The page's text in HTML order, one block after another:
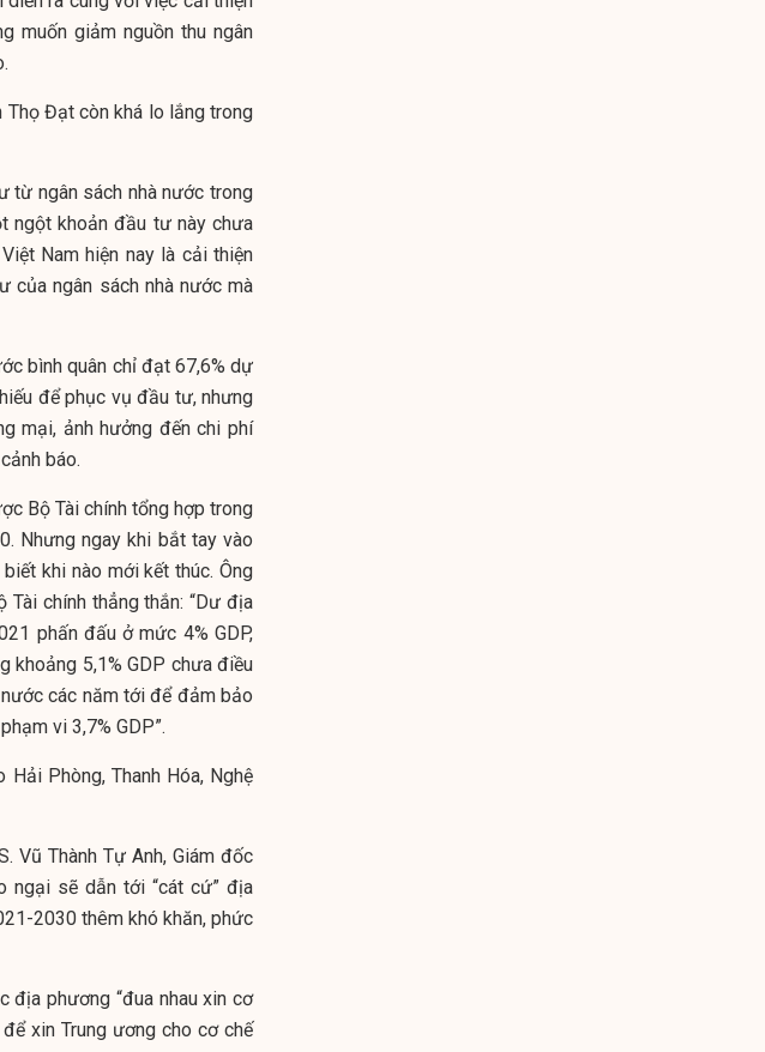
muốn giảm nguồn thu ngân
Thọ Đạtcòn khá lo lắng trong
từ ngân sách nhà nướctrong
ngột khoản đầu tư này chưa
Nam hiện nay là cải thiện
củangân sách nhà nướcmà
bình quân chỉ đạt 67,6% dự
để phục vụ đầu tư, nhưng
mại, ảnh hưởng đến chi phí
cảnh báo.
Bộ Tài chính tổng hợp trong
Nhưng ngay khi bắt tay vào
khi nào mới kết thúc. Ông
Tài chính thẳng thắn: “Dư địa
phấn đấu ở mức 4% GDP,
khoảng 5,1% GDP chưa điều
nướccác năm tới để đảm bảo
vi 3,7% GDP”.
Hải Phòng, Thanh Hóa, Nghệ
Vũ Thành Tự Anh, Giám đốc
ngại sẽ dẫn tới “cát cứ” địa
2030 thêm khó khăn, phức
địa phương “đua nhau xin cơ
xin Trung ương cho cơ chế